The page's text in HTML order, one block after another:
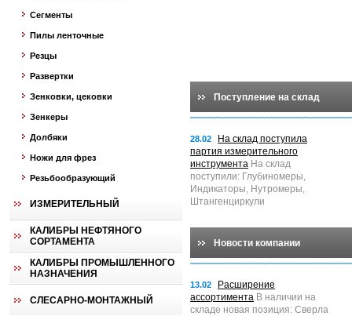
Сегменты
Пилы ленточные
Резцы
Развертки
Зенковки, цековки
Зенкеры
Долбяки
Ножи для фрез
Резьбообразующий
ИЗМЕРИТЕЛЬНЫЙ
КАЛИБРЫ НЕФТЯНОГО
СОРТАМЕНТА
КАЛИБРЫ ПРОМЫШЛЕННОГО
НАЗНАЧЕНИЯ
СЛЕСАРНО-МОНТАЖНЫЙ
Поступление на склад
28.02
На склад поступила
партия измерительного
инструмента На склад
поступили: Глубиномеры,
Индикаторы, Нутромеры,
Штангенциркули
Новости компании
13.02
Расширение
ассортимента В наличии на
складе новая позиция: Сверла